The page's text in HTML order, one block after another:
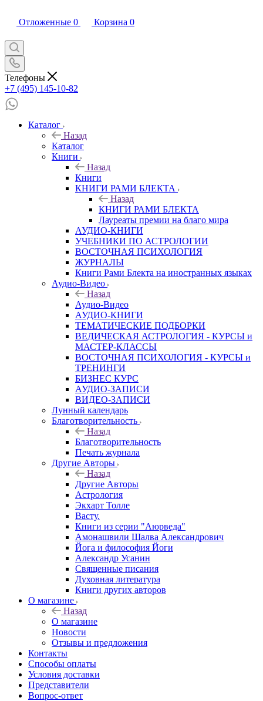
Отложенные 0 Корзина 0
Телефоны
+7 (495) 145-10-82
Каталог
Назад
Каталог
Книги
Назад
Книги
КНИГИ РАМИ БЛЕКТА
Назад
КНИГИ РАМИ БЛЕКТА
Лауреаты премии на благо мира
АУДИО-КНИГИ
УЧЕБНИКИ ПО АСТРОЛОГИИ
ВОСТОЧНАЯ ПСИХОЛОГИЯ
ЖУРНАЛЫ
Книги Рами Блекта на иностранных языках
Аудио-Видео
Назад
Аудио-Видео
АУДИО-КНИГИ
ТЕМАТИЧЕСКИЕ ПОДБОРКИ
ВЕДИЧЕСКАЯ АСТРОЛОГИЯ - КУРСЫ и
МАСТЕР-КЛАССЫ
ВОСТОЧНАЯ ПСИХОЛОГИЯ - КУРСЫ и
ТРЕНИНГИ
БИЗНЕС КУРС
АУДИО-ЗАПИСИ
ВИДЕО-ЗАПИСИ
Лунный календарь
Благотворительность
Назад
Благотворительность
Печать журнала
Другие Aвторы
Назад
Другие Aвторы
Астрология
Экхарт Толле
Васту.
Книги из серии "Аюрведа"
Амонашвили Шалва Александрович
Йога и философия Йоги
Александр Усанин
Священные писания
Духовная литература
Книги других авторов
О магазине
Назад
О магазине
Новости
Отзывы и предложения
Контакты
Способы оплаты
Условия доставки
Представители
Вопрос-ответ